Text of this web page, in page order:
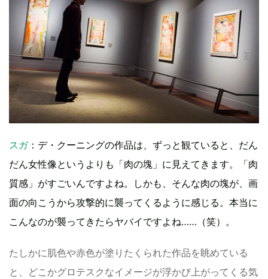
スガ：デ・クーニングの作品は、ずっと観ていると、だん
だん女性像というよりも「肉の塊」に見えてきます。「肉
質感」がすごいんですよね。しかも、そんな肉の塊が、画
面の向こうから攻撃的に襲ってくるように感じる。本当に
こんなのが襲ってきたらヤバイですよね……（笑）。
たしかに肌色や赤色が塗りたくられた作品を眺めている
と、どこかグロテスクなイメージが浮かび上がってくる気